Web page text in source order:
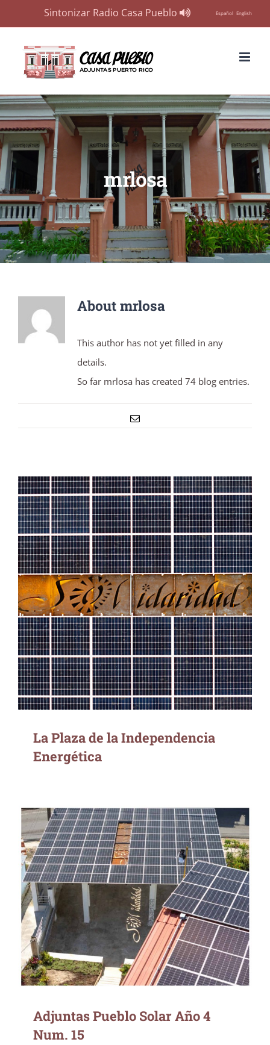
Sintonizar Radio Casa Pueblo Español English
content
mrlosa
About mrlosa
This author has not yet filled in any
details.
So far mrlosa has created 74 blog entries.
Email
La Plaza de la Independencia Energética
La Plaza de la Independencia
Energética
Adjuntas Pueblo Solar Año 4 Num. 15
Adjuntas Pueblo Solar Año 4
Num. 15